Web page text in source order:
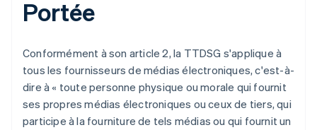
Portée
Conformément à son article 2, la TTDSG s'applique à
tous les fournisseurs de médias électroniques, c'est-à-
dire à « toute personne physique ou morale qui fournit
ses propres médias électroniques ou ceux de tiers, qui
participe à la fourniture de tels médias ou qui fournit un